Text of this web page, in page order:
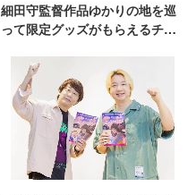
細田守監督作品ゆかりの地を巡
って限定グッズがもらえるチャ